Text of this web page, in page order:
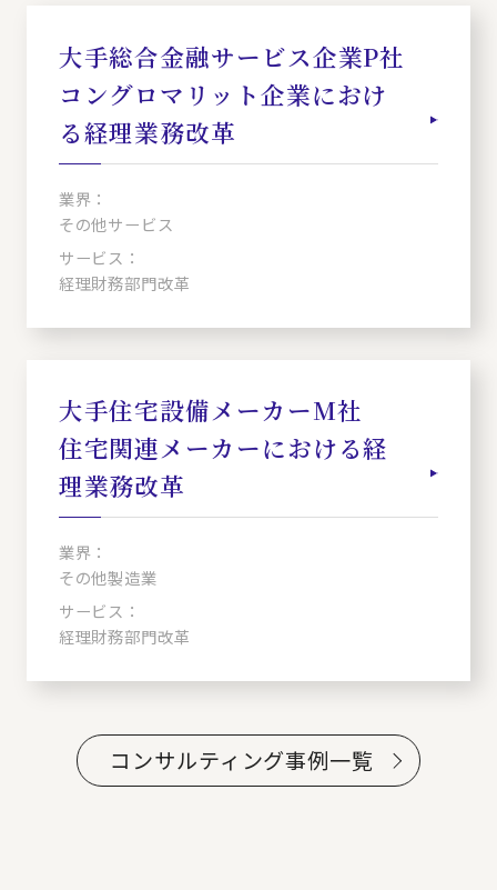
大手総合金融サービス企業P社
コングロマリット企業におけ
る経理業務改革
業界：
その他サービス
サービス：
経理財務部門改革
大手住宅設備メーカーM社
住宅関連メーカーにおける経
理業務改革
業界：
その他製造業
サービス：
経理財務部門改革
コンサルティング事例一覧